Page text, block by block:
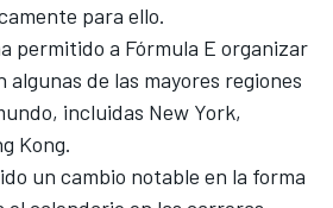
para ello.
permitido a Fórmula E organizar
de las mayores regiones
incluidas New York,
Kong.
un cambio notable en la forma